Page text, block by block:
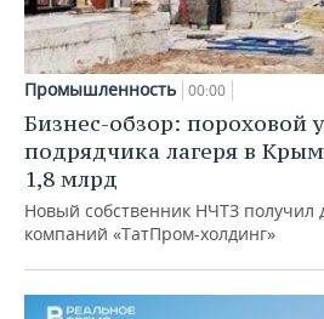
Промышленность 00:00
Бизнес-обзор: пороховой
подрядчика лагеря в
1,8 млрд
Новый собственник НЧТЗ получил
компаний «ТатПром-холдинг»